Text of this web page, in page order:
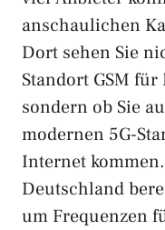
anschaulichen
Dort sehen Sie
Standort GSM
sondern ob Sie
modernen 5G-
Internet
Deutschland
um Frequenzen